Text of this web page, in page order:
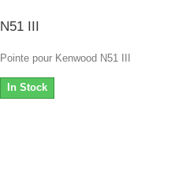
N51 III
Pointe pour Kenwood N51 III
In Stock